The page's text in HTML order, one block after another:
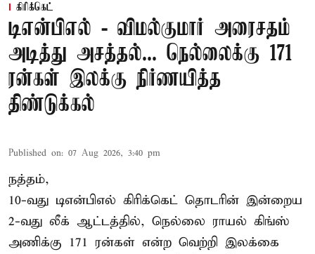
கிரிக்கெட்
டிஎன்பிஎல் - விமல்குமார் அரைசதம்
அடித்து அசத்தல்... நெல்லைக்கு 171
ரன்கள் இலக்கு நிர்ணயித்த
திண்டுக்கல்
Published on: 07 Aug 2026, 3:40 pm
நத்தம்,
10-வது டிஎன்பிஎல் கிரிக்கெட் தொடரின் இன்றைய
2-வது லீக் ஆட்டத்தில், நெல்லை ராயல் கிங்ஸ்
அணிக்கு 171 ரன்கள் என்ற வெற்றி இலக்கை